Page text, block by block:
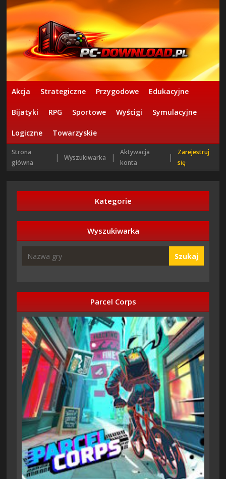
Akcja Strategiczne Przygodowe Edukacyjne
Bijatyki RPG Sportowe Wyścigi Symulacyjne
Logiczne Towarzyskie
Strona
główna
| Wyszukiwarka |
Aktywacja
konta
|
Zarejestruj
się
Kategorie
Wyszukiwarka
Szukaj
Parcel Corps